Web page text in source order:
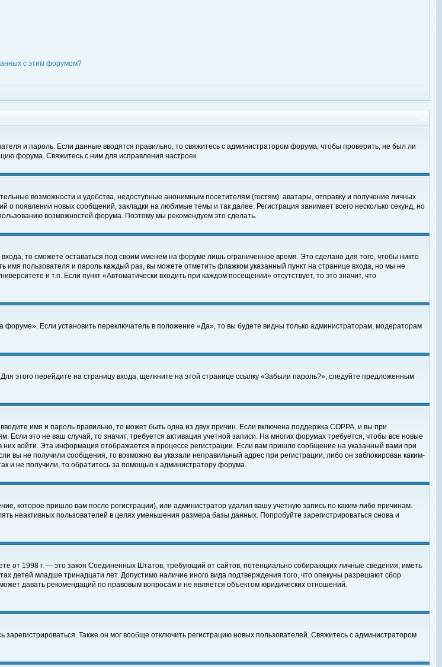
с этим форумом?
и пароль. Если данные вводятся правильно, то свяжитесь с администратором форума, чтобы проверить, не был ли
форума. Свяжитесь с ним для исправления настроек.
возможности и удобства, недоступные анонимным посетителям (гостям): аватары, отправку и получение личных
о появлении новых сообщений, закладки на любимые темы и так далее. Регистрация занимает всего несколько секунд, но
возможностей форума. Поэтому мы рекомендуем это сделать.
то сможете оставаться под своим именем на форуме лишь ограниченное время. Это сделано для того, чтобы никто
имя пользователя и пароль каждый раз, вы можете отметить флажком указанный пункт на странице входа, но мы не
и т.п. Если пункт «Автоматически входить при каждом посещении» отсутствует, то это значит, что
Если установить переключатель в положение «Да», то вы будете видны только администраторам, модераторам
этого перейдите на страницу входа, щелкните на этой странице ссылку «Забыли пароль?», следуйте предложенным
имя и пароль правильно, то может быть одна из двух причин. Если включена поддержка COPPA, и вы при
это не ваш случай, то значит, требуется активация учетной записи. На многих форумах требуется, чтобы все новые
войти. Эта информация отображается в процессе регистрации. Если вам пришло сообщение на указанный вами при
вы не получили сообщения, то возможно вы указали неправильный адрес при регистрации, либо он заблокирован каким-
и не получили, то обратитесь за помощью к администратору форума.
которое пришло вам после регистрации), или администратор удалил вашу учетную запись по каким-либо причинам.
неактивных пользователей в целях уменьшения размера базы данных. Попробуйте зарегистрироваться снова и
от 1998 г. — это закон Соединенных Штатов, требующий от сайтов, потенциально собирающих личные сведения, иметь
детей младше тринадцати лет. Допустимо наличие иного вида подтверждения того, что опекуны разрешают сбор
давать рекомендаций по правовым вопросам и не является объектом юридических отношений.
Также он мог вообще отключить регистрацию новых пользователей. Свяжитесь с администратором